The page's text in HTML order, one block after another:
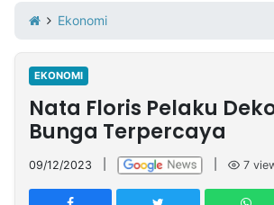
Iklan
Berita
Kami
Nasional
International
Olahraga
Entertainment
Daerah
Pariwisata
Kuliner
Kolom
Network
Ekonomi
EKONOMI
Nata Floris Pelaku
Bunga Terpercaya
09/12/2023 7